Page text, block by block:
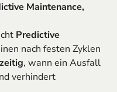
Maintenance,
Predictive
nach festen Zyklen
, wann ein Ausfall
verhindert